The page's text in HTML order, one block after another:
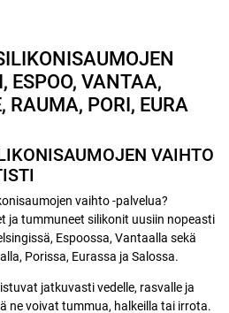
ESPOO, VANTAA,
RAUMA, PORI, EURA
VAIHTO
vaihto -palvelua?
ja tummuneet silikonit uusiin nopeasti
Espoossa, Vantaalla sekä
Porissa, Eurassa ja Salossa.
jatkuvasti vedelle, rasvalle ja
ne voivat tummua, halkeilla tai irrota.